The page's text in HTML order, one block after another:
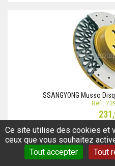
SSANGYONG Musso
Réf.:
Ce site utilise des cookies et
ceux que vous souhaitez
Tout accepter
Tout